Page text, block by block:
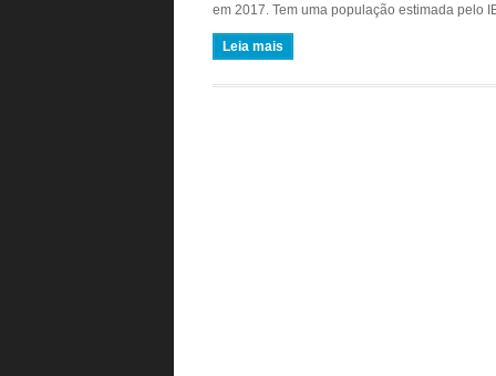
em 2017. Tem uma população estimada pelo
Leia mais